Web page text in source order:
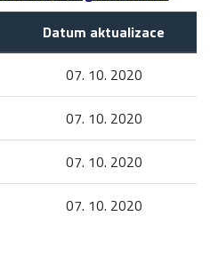
Datum aktualizace
07. 10. 2020
07. 10. 2020
07. 10. 2020
07. 10. 2020